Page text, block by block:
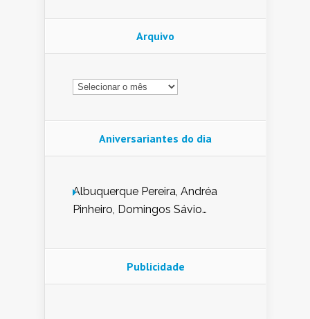
Arquivo
Arquivo
Aniversariantes do dia
Albuquerque Pereira, Andréa
Pinheiro, Domingos Sávio
Nunes de Sena, Fátima Peixoto,
Glória Pereira, Kátia Mesel,
Publicidade